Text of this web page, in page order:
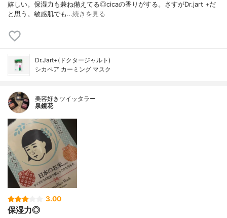
嬉しい。保湿力も兼ね備えてる◎cicaの香りがする。さすがDr.jart +だ
と思う。敏感肌でも…続きを見る
Dr.Jart+(ドクタージャルト)
シカペア カーミング マスク
美容好きツイッタラー
泉鏡花
3.00
保湿力◎